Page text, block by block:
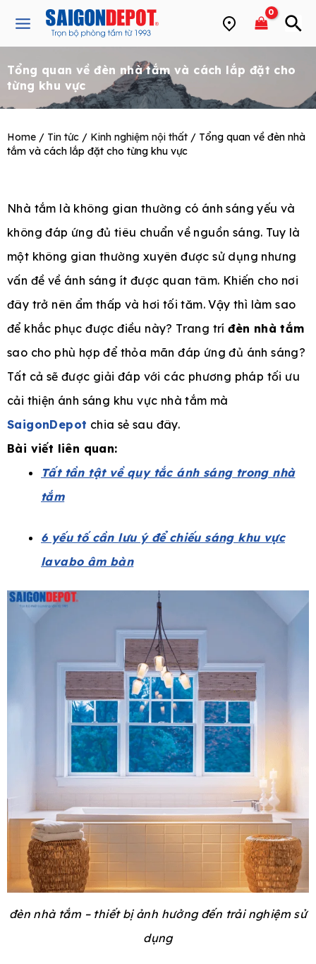
Main
Tổng quan về đèn nhà tắm và cách lắp đặt cho
từng khu vực
Home / Tin tức / Kinh nghiệm nội thất / Tổng quan về đèn nhà
tắm và cách lắp đặt cho từng khu vực
Nhà tắm là không gian thường có ánh sáng yếu và
không đáp ứng đủ tiêu chuẩn về nguồn sáng. Tuy là
một không gian thường xuyên được sử dụng nhưng
vấn đề về ánh sáng ít được quan tâm. Khiến cho nơi
đây trở nên ẩm thấp và hơi tối tăm. Vậy thì làm sao
để khắc phục được điều này? Trang tríđèn nhà tắm
sao cho phù hợp để thỏa mãn đáp ứng đủ ánh sáng?
Tất cả sẽ được giải đáp với các phương pháp tối ưu
cải thiện ánh sáng khu vực nhà tắm mà
SaigonDepot chia sẻ sau đây.
Bài viết liên quan:
Tất tần tật về quy tắc ánh sáng trong nhà
tắm
6 yếu tố cần lưu ý để chiếu sáng khu vực
lavabo âm bàn
đèn nhà tắm – thiết bị ảnh hưởng đến trải nghiệm sử
dụng